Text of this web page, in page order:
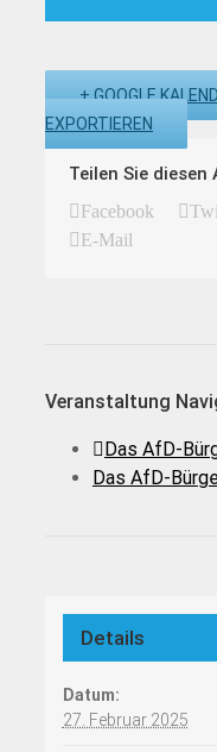
+ GOOGLE
EXPORTIEREN
Teilen Sie diesen
Facebook
E-Mail
Veranstaltung
Das AfD-
Das AfD-
Details
Datum:
27. Februar 2025